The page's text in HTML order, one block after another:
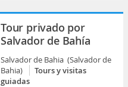
Tour privado por
Salvador de Bahía
Salvador de Bahia (Salvador de
Bahia)
Tours y visitas
guiadas